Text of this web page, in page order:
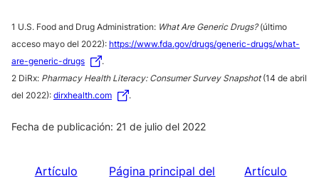
1 U.S. Food and Drug Administration: What Are Generic Drugs?(último
acceso mayo del 2022): https://www.fda.gov/drugs/generic-drugs/what-
are-generic-drugs
.
2 DiRx: Pharmacy Health Literacy: Consumer Survey Snapshot(14 de abril
del 2022): dirxhealth.com .
Fecha de publicación: 21 de julio del 2022
Artículo
Página principal del
Artículo